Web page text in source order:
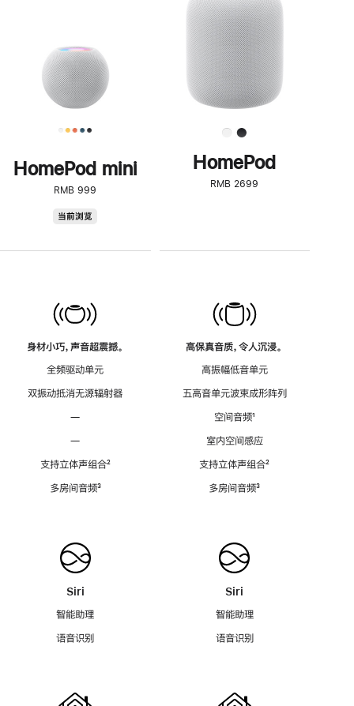
HomePod mini
RMB 999
当前浏览
身材小巧，声音超震撼。
全频驱动单元
双振动抵消无源辐射器
—
—
支持立体声组合脚
²
多房间音频脚
³
Siri
智能助理
语音识别
了
解
HomePod<
HomePod
RMB 2699
高保真音质，令人沉浸。
高振幅低音单元
五高音单元波束成形阵列
空间音频脚
¹
室内空间感应
支持立体声组合脚
²
多房间音频脚
³
Siri
智能助理
语音识别